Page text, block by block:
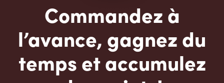
Commandez à
l’avance, gagnez du
temps et accumulez